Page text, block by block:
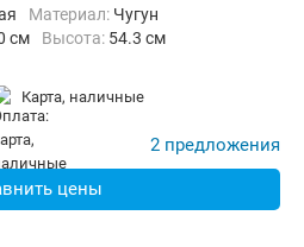
Материал: Чугун
см Высота: 54.3 см
карта, наличные
2 предложения
цены